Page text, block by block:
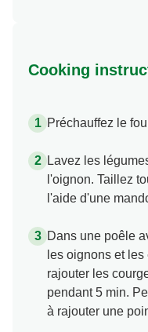
Cooking
Préchauffez le
Lavez les
l'oignon. Taillez
l'aide d'une
Dans une poêle
les oignons et
rajouter les
pendant 5 min.
à rajouter une